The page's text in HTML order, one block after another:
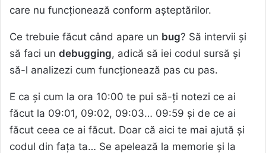
care nu funcționează conform așteptărilor.
Ce trebuie făcut când apare un bug? Să intervii și
să faci un debugging, adică să iei codul sursă și
să-l analizezi cum funcționează pas cu pas.
E ca și cum la ora 10:00 te pui să-ți notezi ce ai
făcut la 09:01, 09:02, 09:03… 09:59 și de ce ai
făcut ceea ce ai făcut. Doar că aici te mai ajută și
codul din fața ta… Se apelează la memorie și la